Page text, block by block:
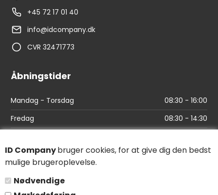
ID Companybruger cookies, for at give dig den bedst
mulige brugeroplevelse.
Nødvendige
+45 72 17 01 40
info@idcompany.dk
CVR 32471773
Åbningstider
Mandag - Torsdag
08:30 - 16:00
Fredag
08:30 - 14:30
Find vej
Salgs- og leveringsbetingelser